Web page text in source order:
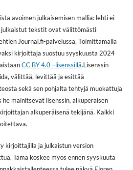
avoimen julkaisemisen mallia: lehti ei
tekstit ovat välittömästi
Journal.fi-palvelussa. Toimittamalla
kirjoittaja suostuu syyskuusta 2024
CC BY 4.0 –lisenssillä.Lisenssin
välittää, levittää ja esittää
sekä sen pohjalta tehtyjä muokattuja
mainitsevat lisenssin, alkuperäisen
alkuperäisenä tekijänä. Kaikki
kirjoittajilla ja julkaistun version
Tämä koskee myös ennen syyskuuta